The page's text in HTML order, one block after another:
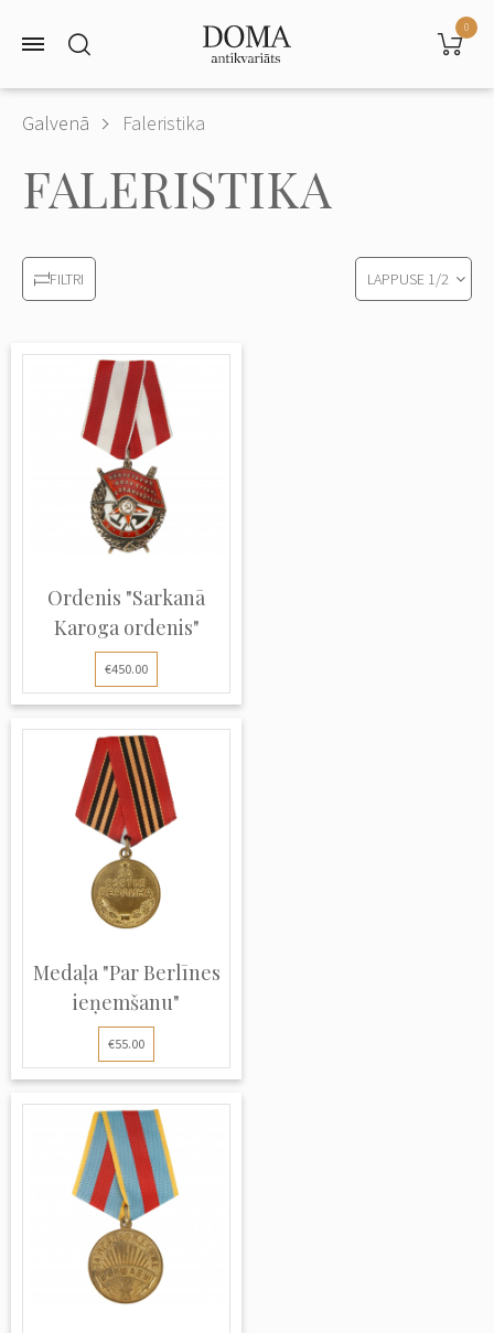
0
Galvenā Faleristika
FALERISTIKA
LAPPUSE 1/2
Ordenis "Sarkanā
Karoga ordenis"
€450.00
Medaļa "Par Berlīnes
ieņemšanu"
€55.00